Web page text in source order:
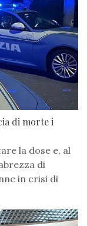
di morte i
la dose e, al
di
in crisi di